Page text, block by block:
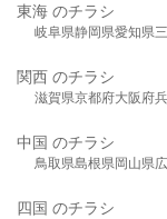
東海 のチラシ
岐阜県静岡県愛知県
関西 のチラシ
滋賀県京都府大阪府
中国 のチラシ
鳥取県島根県岡山県
四国 のチラシ